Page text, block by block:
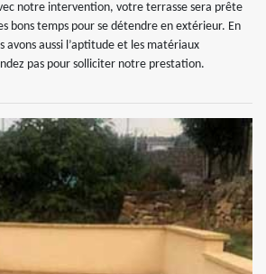
notre intervention, votre terrasse sera prête
bons temps pour se détendre en extérieur. En
avons aussi l’aptitude et les matériaux
pas pour solliciter notre prestation.